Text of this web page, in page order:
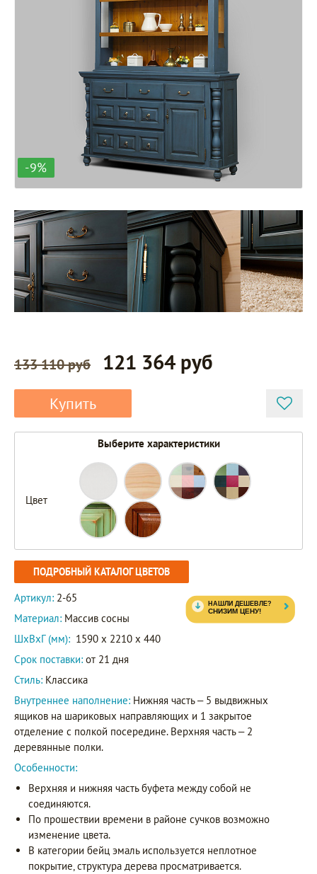
-9%
133 110 руб 121 364 руб
Купить
Выберите характеристики
Цвет
ПОДРОБНЫЙ КАТАЛОГ ЦВЕТОВ
Артикул: 2-65
Материал: Массив сосны
ШxВxГ (мм): 1590 x 2210 x 440
Срок поставки: от 21 дня
Стиль: Классика
Внутреннее наполнение: Нижняя часть – 5 выдвижных
ящиков на шариковых направляющих и 1 закрытое
отделение с полкой посередине. Верхняя часть – 2
деревянные полки.
Особенности:
Верхняя и нижняя часть буфета между собой не
соединяются.
По прошествии времени в районе сучков возможно
изменение цвета.
В категории бейц эмаль используется неплотное
покрытие, структура дерева просматривается.